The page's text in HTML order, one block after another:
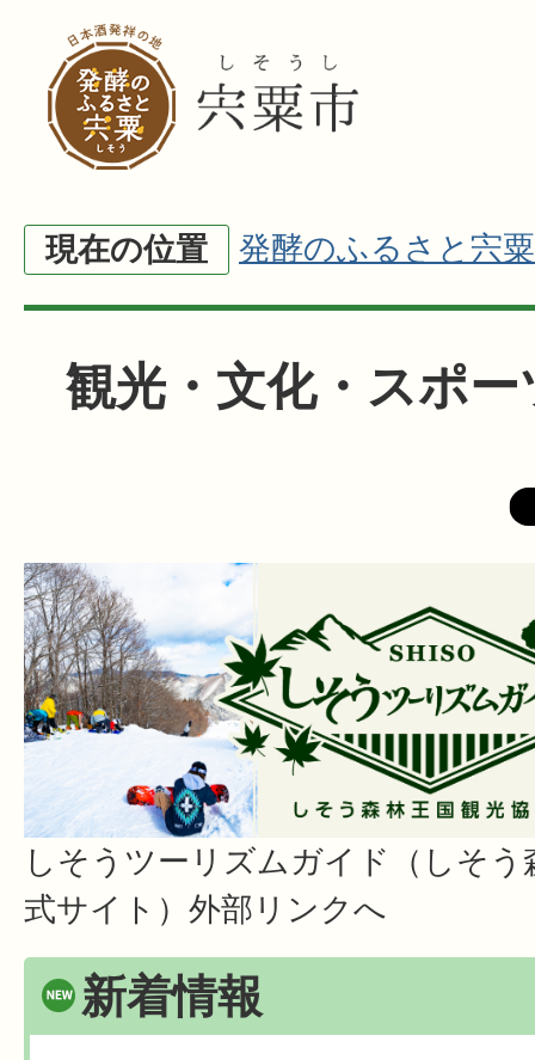
現在の位置 発酵のふるさと宍粟
観光・文化・スポー
しそうツーリズムガイド（しそう
式サイト）外部リンクへ
新着情報